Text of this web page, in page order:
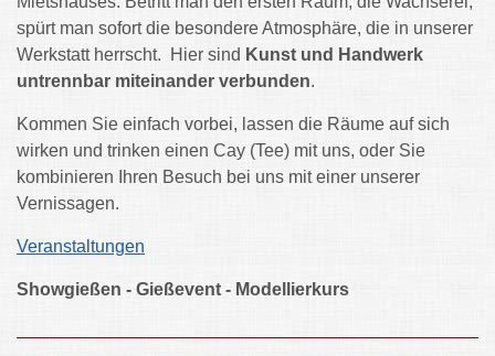
spürt man sofort die besondere Atmosphäre, die in unserer
Werkstatt herrscht. Hier sind Kunst und Handwerk
untrennbar miteinander verbunden.
Kommen Sie einfach vorbei, lassen die Räume auf sich
wirken und trinken einen Cay (Tee) mit uns, oder Sie
kombinieren Ihren Besuch bei uns mit einer unserer
Vernissagen.
Veranstaltungen
Showgießen - Gießevent - Modellierkurs